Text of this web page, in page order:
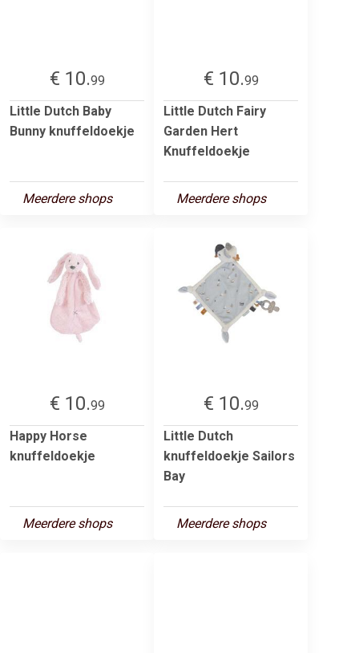
€ 10.99
Little Dutch Baby
Bunny knuffeldoekje
Meerdere shops
€ 10.99
Little Dutch Fairy
Garden Hert
Knuffeldoekje
Meerdere shops
€ 10.99
Happy Horse
knuffeldoekje
Meerdere shops
€ 10.99
Little Dutch
knuffeldoekje Sailors
Bay
Meerdere shops